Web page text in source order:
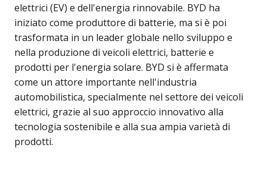
elettrici (EV) e dell'energia rinnovabile. BYD ha
iniziato come produttore di batterie, ma si è poi
trasformata in un leader globale nello sviluppo e
nella produzione di veicoli elettrici, batterie e
prodotti per l'energia solare. BYD si è affermata
come un attore importante nell'industria
automobilistica, specialmente nel settore dei veicoli
elettrici, grazie al suo approccio innovativo alla
tecnologia sostenibile e alla sua ampia varietà di
prodotti.